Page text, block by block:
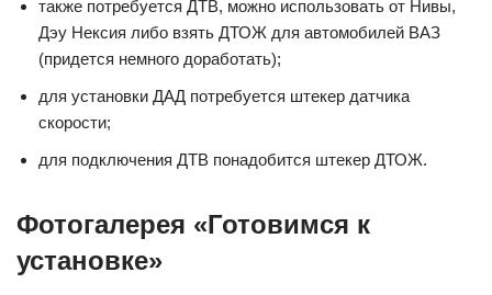
также потребуется ДТВ, можно использовать от Нивы,
Дэу Нексия либо взять ДТОЖ для автомобилей ВАЗ
(придется немного доработать);
для установки ДАД потребуется штекер датчика
скорости;
для подключения ДТВ понадобится штекер ДТОЖ.
Фотогалерея «Готовимся к
установке»